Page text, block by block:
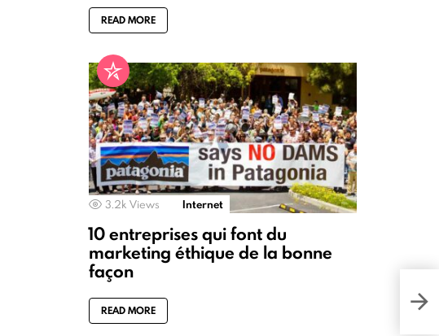
jour
READ MORE
3.2k Views Internet
10 entreprises qui font du
marketing éthique de la bonne
façon
READ MORE